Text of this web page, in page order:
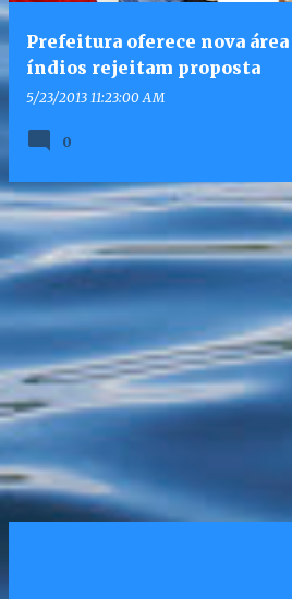
Prefeitura oferece nova
índios rejeitam proposta
5/23/2013 11:23:00 AM
0